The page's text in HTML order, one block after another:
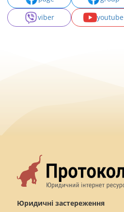
viber
youtube
Юридичні застереження